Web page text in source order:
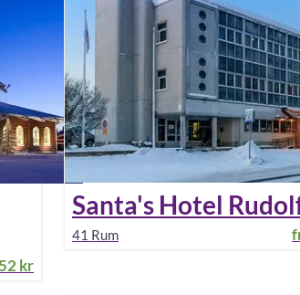
kr
Santa's Hotel
41 Rum